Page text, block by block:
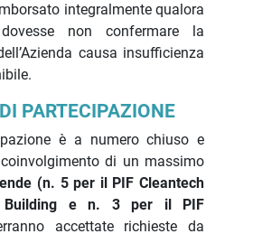
integralmente qualora
dovesse non confermare la
causa insufficienza
PARTECIPAZIONE
è a numero chiuso e
di un massimo
(n. 5 per il PIF Cleantech
Building e n. 3 per il PIF
accettate richieste da